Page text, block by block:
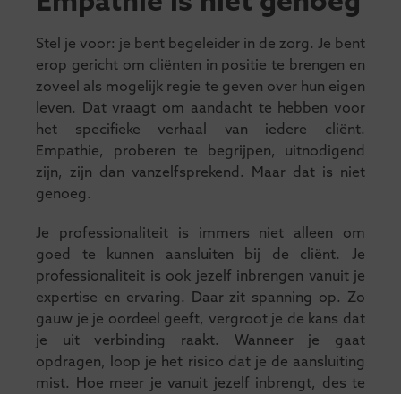
Stel je voor: je bent begeleider in de zorg. Je bent
erop gericht om cliënten in positie te brengen en
zoveel als mogelijk regie te geven over hun eigen
leven. Dat vraagt om aandacht te hebben voor
het specifieke verhaal van iedere cliënt.
Empathie, proberen te begrijpen, uitnodigend
zijn, zijn dan vanzelfsprekend. Maar dat is niet
genoeg.
Je professionaliteit is immers niet alleen om
goed te kunnen aansluiten bij de cliënt. Je
professionaliteit is ook jezelf inbrengen vanuit je
expertise en ervaring. Daar zit spanning op. Zo
gauw je je oordeel geeft, vergroot je de kans dat
je uit verbinding raakt. Wanneer je gaat
opdragen, loop je het risico dat je de aansluiting
mist. Hoe meer je vanuit jezelf inbrengt, des te